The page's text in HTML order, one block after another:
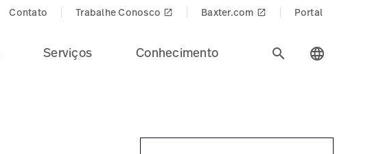
Contato Trabalhe Conosco launch Baxter.com launch Portal
Serviços Conhecimento search language